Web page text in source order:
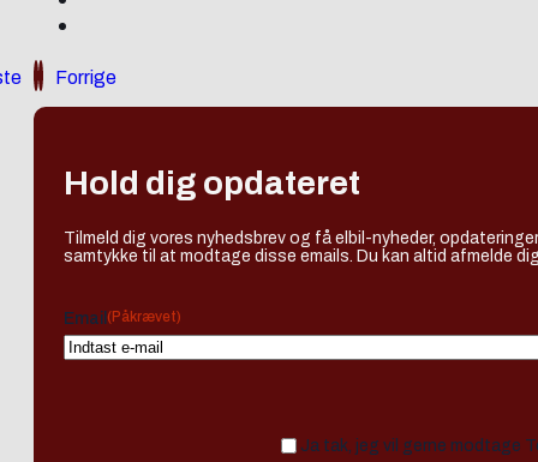
Forrige
Hold dig opdateret
Tilmeld dig vores nyhedsbrev og få elbil-nyheder,
samtykke til at modtage disse emails. Du kan altid afmelde
Email (Påkrævet)
Ja tak, jeg vil gerne modtage